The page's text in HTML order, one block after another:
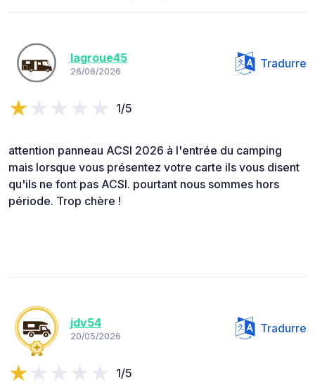
lagroue45
26/06/2026
Tradurre
1/5
attention panneau ACSI 2026 à l'entrée du camping
mais lorsque vous présentez votre carte ils vous disent
qu'ils ne font pas ACSI. pourtant nous sommes hors
période. Trop chère !
jdv54
20/05/2026
Tradurre
1/5